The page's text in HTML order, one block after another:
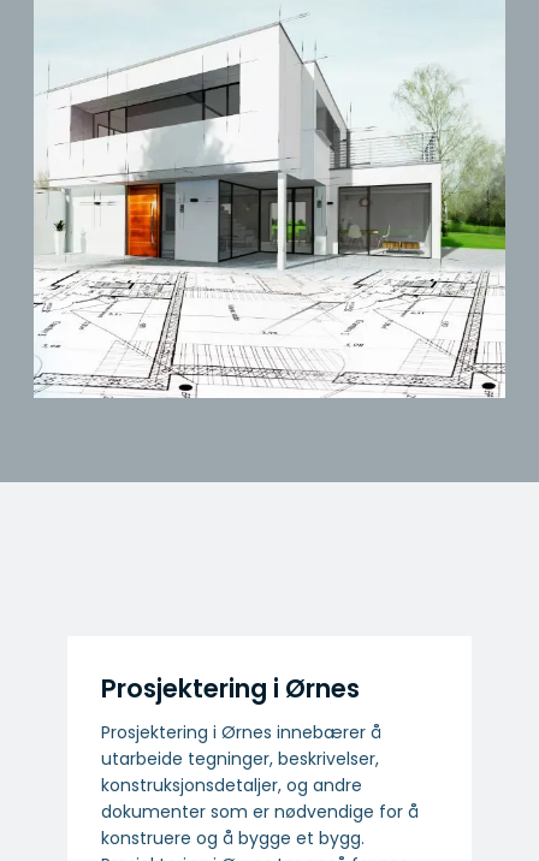
Prosjektering i Ørnes
Prosjektering i Ørnes innebærer å
utarbeide tegninger, beskrivelser,
konstruksjonsdetaljer, og andre
dokumenter som er nødvendige for å
konstruere og å bygge et bygg.